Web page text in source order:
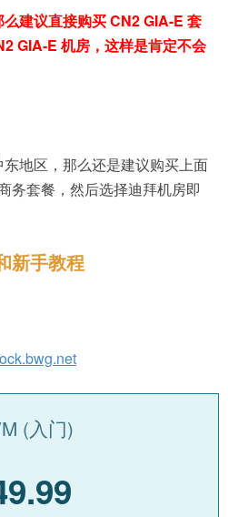
建议直接购买 CN2 GIA-E 套
GIA-E 机房，这样是肯定不会
地区，那么还是建议购买上面
务套餐，然后选择迪拜机房即
新手教程
(入门)